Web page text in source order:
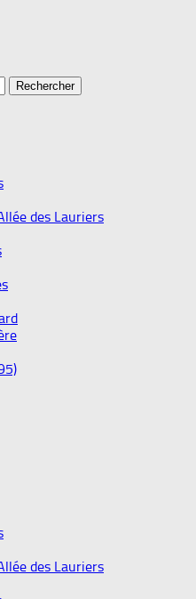
des Lauriers
des Lauriers